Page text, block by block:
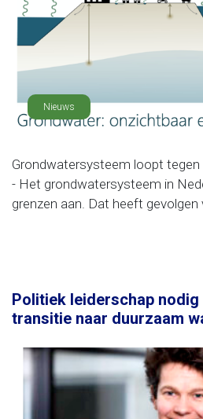
Nieuws
Grondwatersysteem loopt tegen
- Het grondwatersysteem in
grenzen aan. Dat heeft gevolgen
Politiek leiderschap
transitie naar duurzaam